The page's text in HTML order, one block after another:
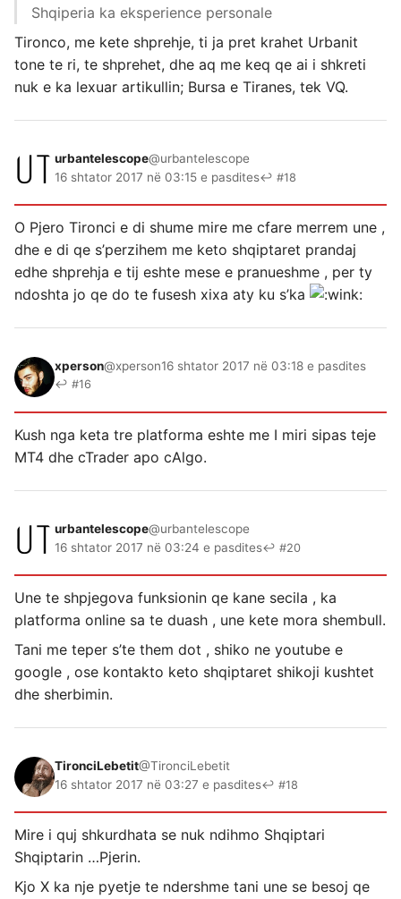
Shqiperia ka eksperience personale
Tironco, me kete shprehje, ti ja pret krahet Urbanit
tone te ri, te shprehet, dhe aq me keq qe ai i shkreti
nuk e ka lexuar artikullin; Bursa e Tiranes, tek VQ.
urbantelescope@urbantelescope
16 shtator 2017 në 03:15 e pasdites↩ #18
O Pjero Tironci e di shume mire me cfare merrem une ,
dhe e di qe s’perzihem me keto shqiptaret prandaj
edhe shprehja e tij eshte mese e pranueshme , per ty
ndoshta jo qe do te fusesh xixa aty ku s’ka
xperson@xperson16 shtator 2017 në 03:18 e pasdites
↩ #16
Kush nga keta tre platforma eshte me I miri sipas teje
MT4 dhe cTrader apo cAlgo.
urbantelescope@urbantelescope
16 shtator 2017 në 03:24 e pasdites↩ #20
Une te shpjegova funksionin qe kane secila , ka
platforma online sa te duash , une kete mora shembull.
Tani me teper s’te them dot , shiko ne youtube e
google , ose kontakto keto shqiptaret shikoji kushtet
dhe sherbimin.
TironciLebetit@TironciLebetit
16 shtator 2017 në 03:27 e pasdites↩ #18
Mire i quj shkurdhata se nuk ndihmo Shqiptari
Shqiptarin …Pjerin.
Kjo X ka nje pyetje te ndershme tani une se besoj qe